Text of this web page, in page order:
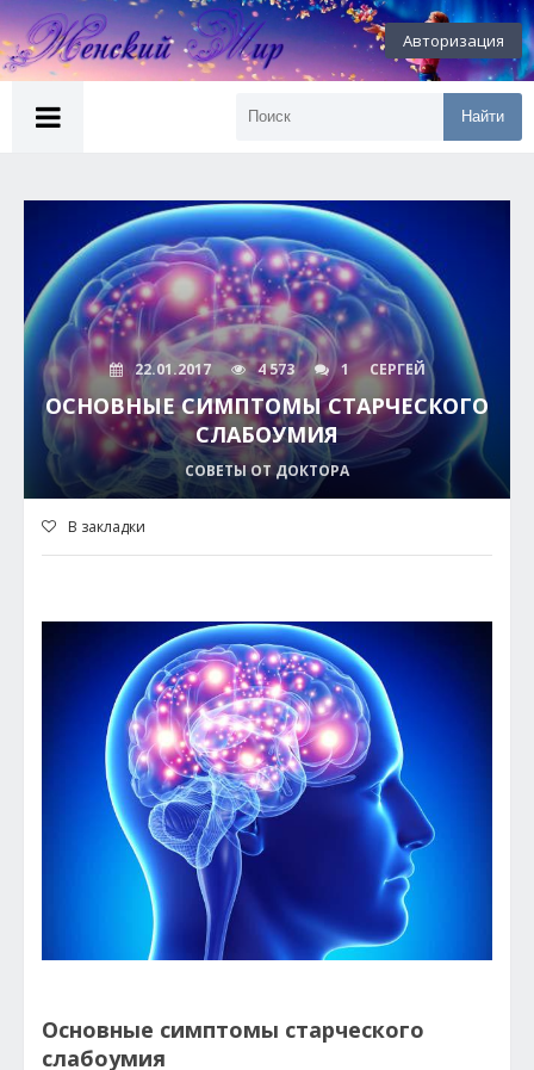
Авторизация
Найти
22.01.2017 4 573 1 СЕРГЕЙ
ОСНОВНЫЕ СИМПТОМЫ СТАРЧЕСКОГО
СЛАБОУМИЯ
СОВЕТЫ ОТ ДОКТОРА
В закладки
Основные симптомы старческого
слабоумия